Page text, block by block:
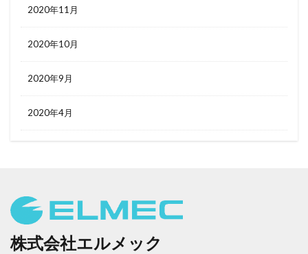
2020年11月
2020年10月
2020年9月
2020年4月
株式会社エルメック